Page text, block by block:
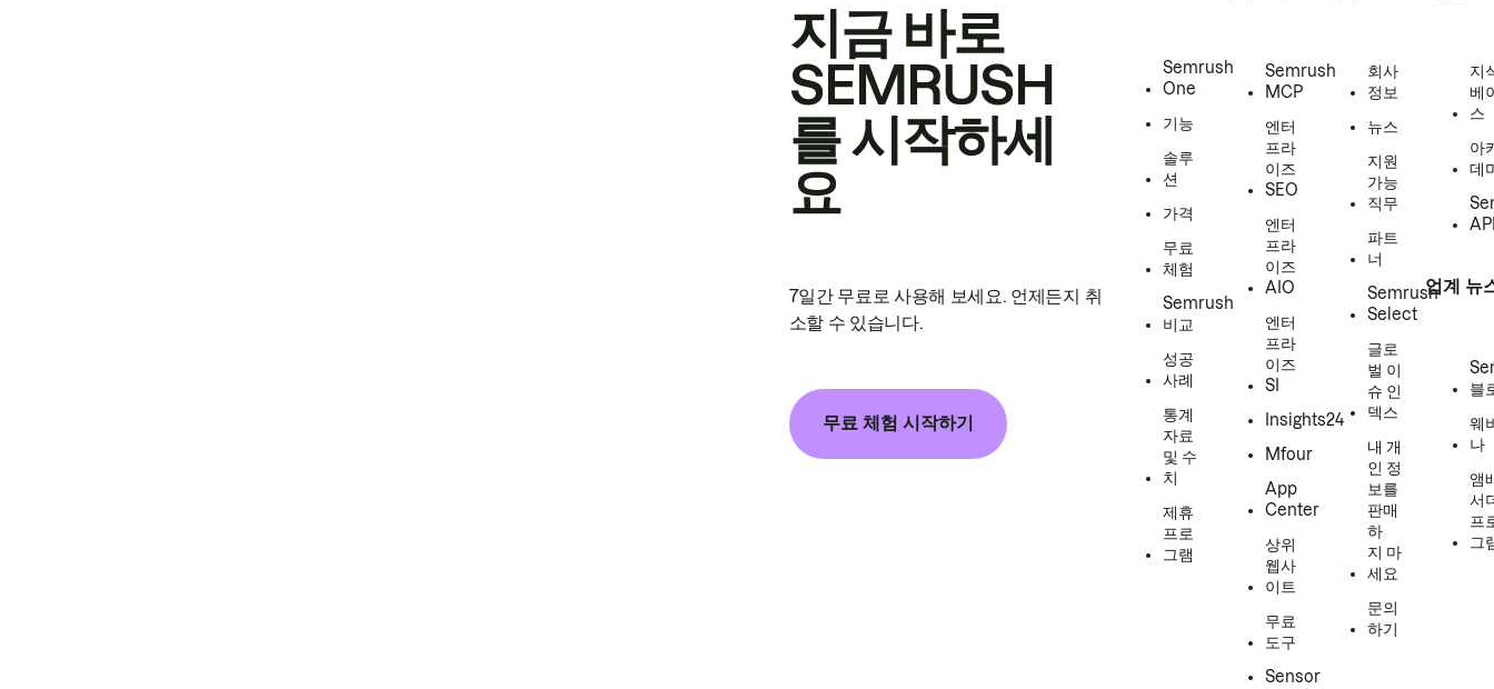
지금 바로
SEMRUSH
를 시작하세
요
7일간 무료로 사용해 보세요. 언제든지 취
소할 수 있습니다.
무료 체험 시작하기
Semrush
One
기능
솔루
션
가격
무료
체험
Semrush
비교
성공
사례
통계
자료
및 수
치
제휴
프로
그램
Semrush
MCP
엔터
프라
이즈
SEO
엔터
프라
이즈
AIO
엔터
프라
이즈
SI
Insights24
Mfour
App
Center
상위
웹사
이트
무료
도구
Sensor
회사
정보
뉴스
지원
가능
직무
파트
너
Semrush
Select
글로
벌 이
슈 인
덱스
내 개
인 정
보를
판매
하
지 마
세요
문의
하기
지
베
스
아
데
업계 뉴
블
웨
나
앰
서
프
그